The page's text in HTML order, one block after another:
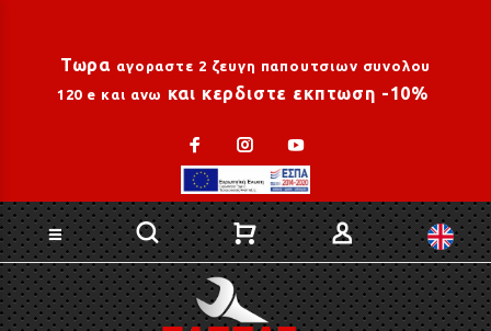
Τωρα αγοραστε 2 ζευγη παπουτσιων συνολου
120 e και ανω και κερδιστε εκπτωση -10%